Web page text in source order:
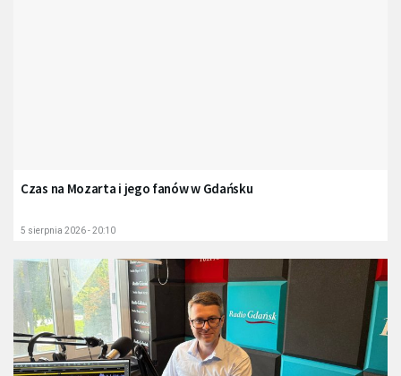
Czas na Mozarta i jego fanów w Gdańsku
5 sierpnia 2026 - 20:10